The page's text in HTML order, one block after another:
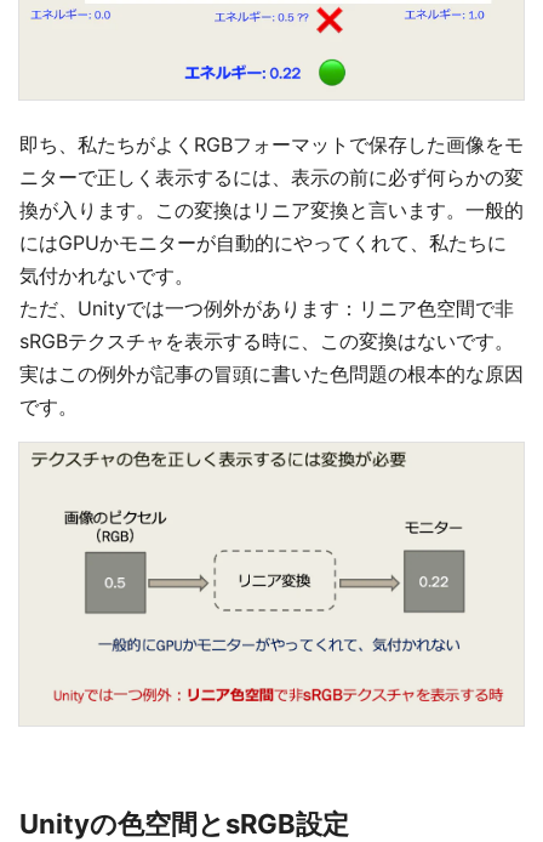
即ち、私たちがよくRGBフォーマットで保存した画像をモ
ニターで正しく表示するには、表示の前に必ず何らかの変
換が入ります。この変換はリニア変換と言います。一般的
にはGPUかモニターが自動的にやってくれて、私たちに
気付かれないです。
ただ、Unityでは一つ例外があります：リニア色空間で非
sRGBテクスチャを表示する時に、この変換はないです。
実はこの例外が記事の冒頭に書いた色問題の根本的な原因
です。
Unityの色空間とsRGB設定